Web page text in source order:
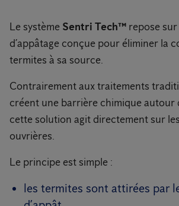
Le système Sentri Tech™ repose
d’appâtage conçue pour éliminer la
termites à sa source.
Contrairement aux traitements
créent une barrière chimique autour
cette solution agit directement sur
ouvrières.
Le principe est simple :
les termites sont attirées par